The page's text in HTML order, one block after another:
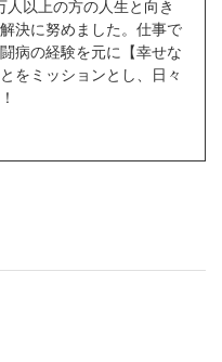
人以上の方の人生と向き
決に努めました。仕事で
病の経験を元に【幸せな
をミッションとし、日々